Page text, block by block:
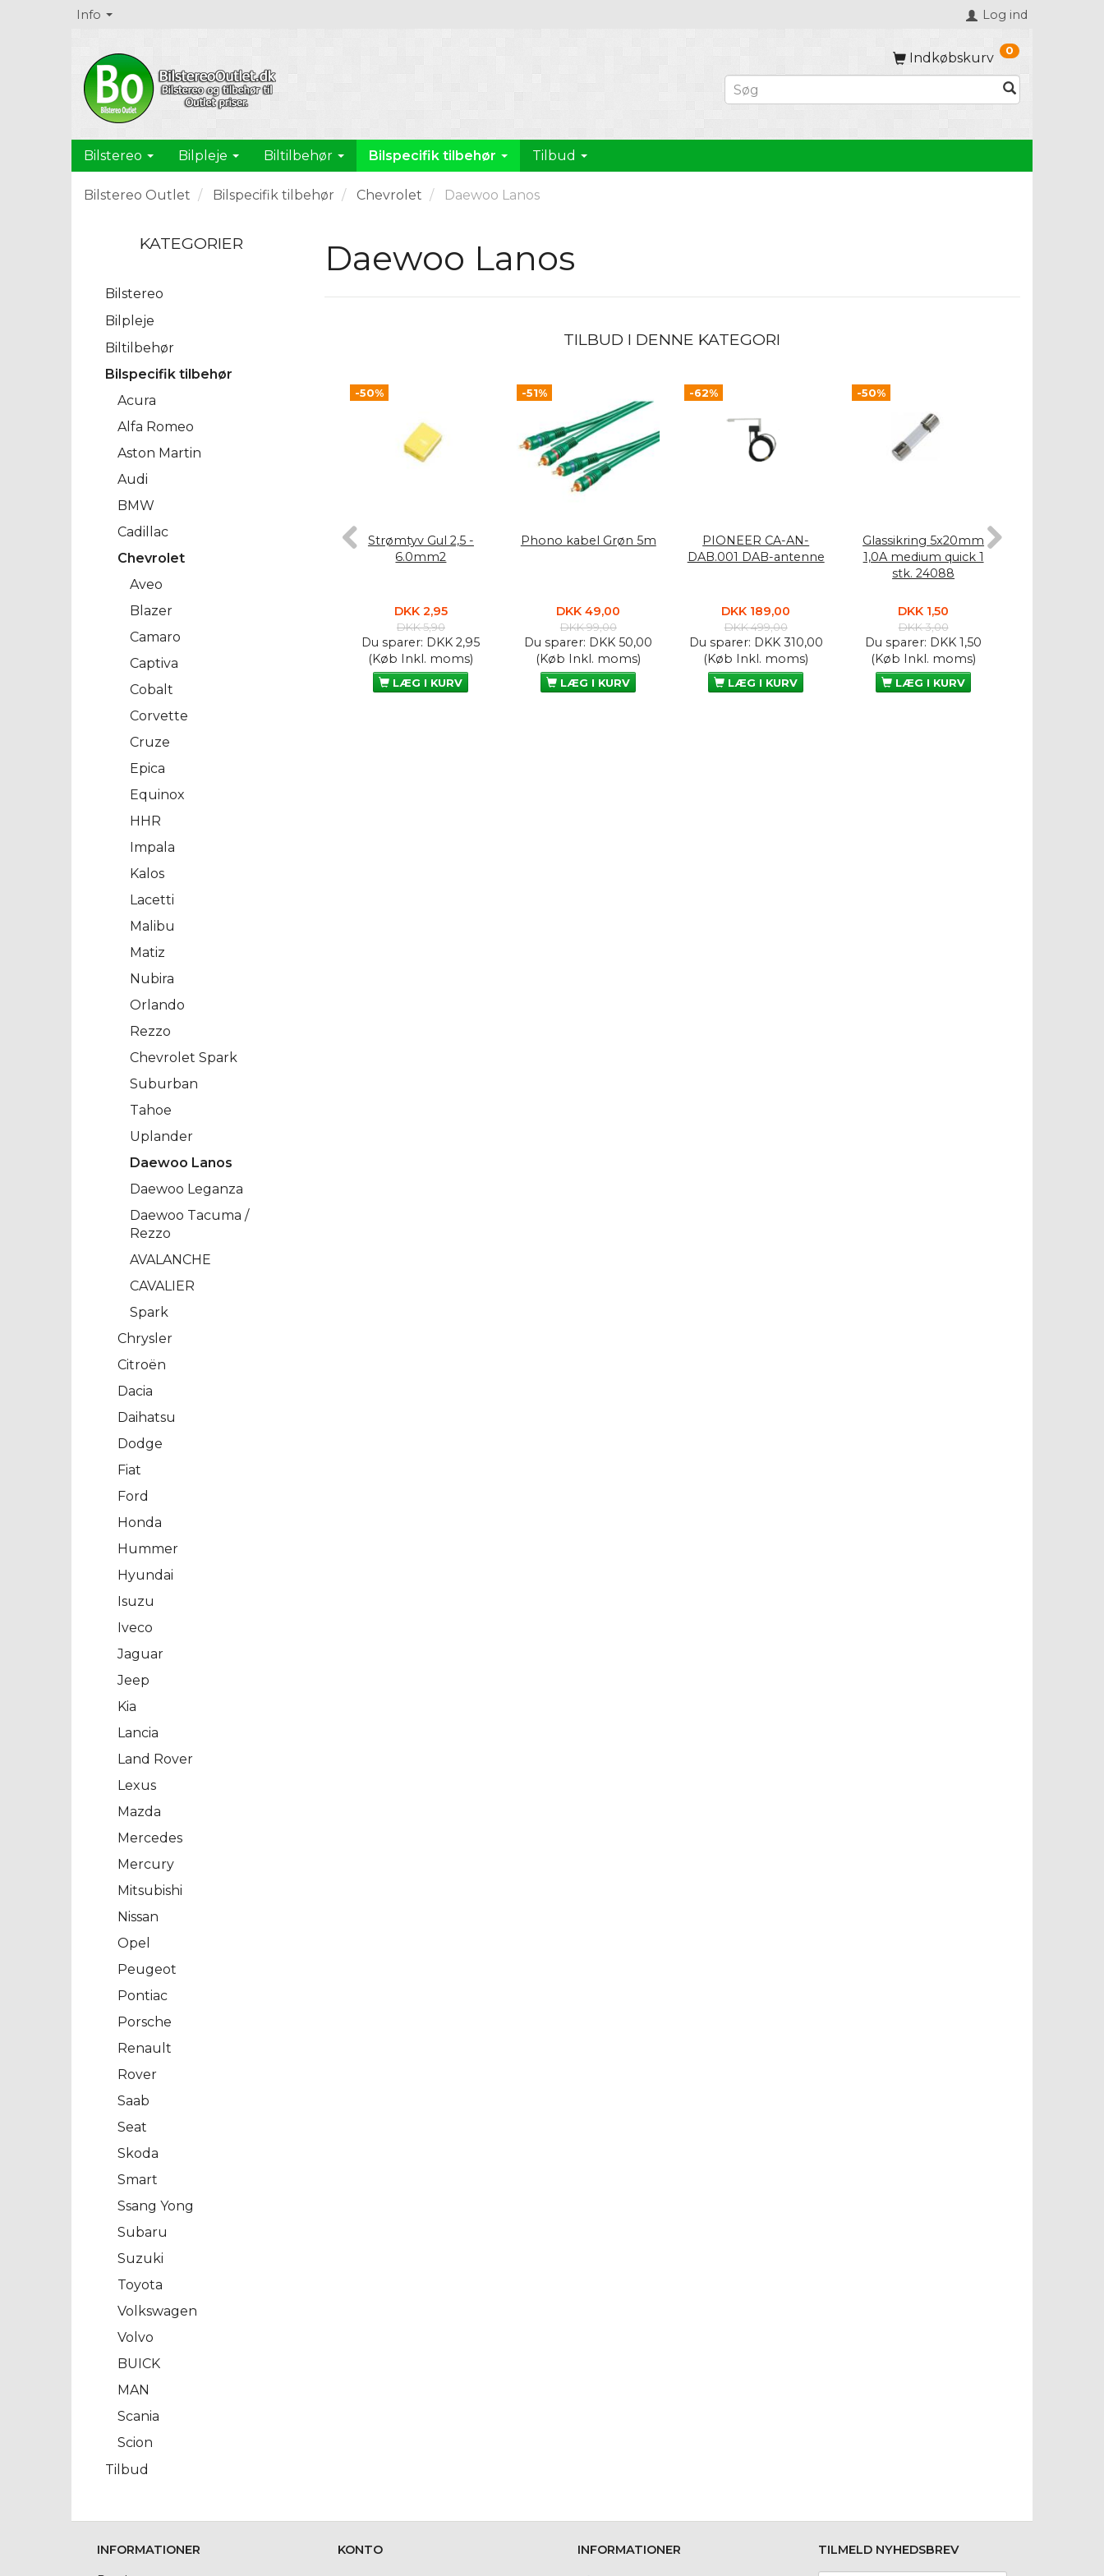
Info Log ind
Indkøbskurv 0
Bilstereo Bilpleje Biltilbehør Bilspecifik tilbehør Tilbud
Bilstereo Outlet Bilspecifik tilbehør Chevrolet Daewoo Lanos
KATEGORIER
Bilstereo
Bilpleje
Biltilbehør
Bilspecifik tilbehør
Acura
Alfa Romeo
Aston Martin
Audi
BMW
Cadillac
Chevrolet
Aveo
Blazer
Camaro
Captiva
Cobalt
Corvette
Cruze
Epica
Equinox
HHR
Impala
Kalos
Lacetti
Malibu
Matiz
Nubira
Orlando
Rezzo
Chevrolet Spark
Suburban
Tahoe
Uplander
Daewoo Lanos
Daewoo Leganza
Daewoo Tacuma /
Rezzo
AVALANCHE
CAVALIER
Spark
Chrysler
Citroën
Dacia
Daihatsu
Dodge
Fiat
Ford
Honda
Hummer
Hyundai
Isuzu
Iveco
Jaguar
Jeep
Kia
Lancia
Land Rover
Lexus
Mazda
Mercedes
Mercury
Mitsubishi
Nissan
Opel
Peugeot
Pontiac
Porsche
Renault
Rover
Saab
Seat
Skoda
Smart
Ssang Yong
Subaru
Suzuki
Toyota
Volkswagen
Volvo
BUICK
MAN
Scania
Scion
Tilbud
Daewoo Lanos
TILBUD I DENNE KATEGORI
-50%
Strømtyv Gul 2,5 -
6.0mm2
DKK 2,95
DKK 5,90
Du sparer: DKK 2,95
(Køb Inkl. moms)
LÆG I KURV
-51%
Phono kabel Grøn 5m
DKK 49,00
DKK 99,00
Du sparer: DKK 50,00
(Køb Inkl. moms)
LÆG I KURV
-62%
PIONEER CA-AN-
DAB.001 DAB-antenne
DKK 189,00
DKK 499,00
Du sparer: DKK 310,00
(Køb Inkl. moms)
LÆG I KURV
-50%
Glassikring 5x20mm
1,0A medium quick 1
stk. 24088
DKK 1,50
DKK 3,00
Du sparer: DKK 1,50
(Køb Inkl. moms)
LÆG I KURV
INFORMATIONER KONTO INFORMATIONER
TILMELD NYHEDSBREV